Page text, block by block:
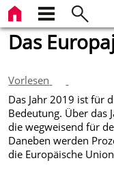
Das
Vorlesen
Das Jahr 2019 ist für
Bedeutung. Über das
die wegweisend für
Daneben werden
die Europäische